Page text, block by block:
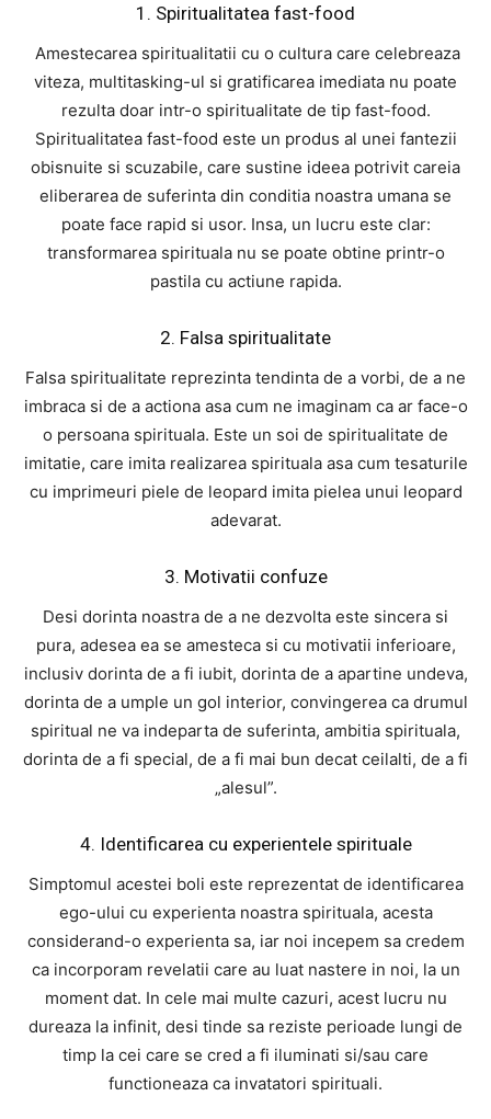
1. Spiritualitatea fast-food
Amestecarea spiritualitatii cu o cultura care celebreaza
viteza, multitasking-ul si gratificarea imediata nu poate
rezulta doar intr-o spiritualitate de tip fast-food.
Spiritualitatea fast-food este un produs al unei fantezii
obisnuite si scuzabile, care sustine ideea potrivit careia
eliberarea de suferinta din conditia noastra umana se
poate face rapid si usor. Insa, un lucru este clar:
transformarea spirituala nu se poate obtine printr-o
pastila cu actiune rapida.
2. Falsa spiritualitate
Falsa spiritualitate reprezinta tendinta de a vorbi, de a ne
imbraca si de a actiona asa cum ne imaginam ca ar face-o
o persoana spirituala. Este un soi de spiritualitate de
imitatie, care imita realizarea spirituala asa cum tesaturile
cu imprimeuri piele de leopard imita pielea unui leopard
adevarat.
3. Motivatii confuze
Desi dorinta noastra de a ne dezvolta este sincera si
pura, adesea ea se amesteca si cu motivatii inferioare,
inclusiv dorinta de a fi iubit, dorinta de a apartine undeva,
dorinta de a umple un gol interior, convingerea ca drumul
spiritual ne va indeparta de suferinta, ambitia spirituala,
dorinta de a fi special, de a fi mai bun decat ceilalti, de a fi
„alesul”.
4. Identificarea cu experientele spirituale
Simptomul acestei boli este reprezentat de identificarea
ego-ului cu experienta noastra spirituala, acesta
considerand-o experienta sa, iar noi incepem sa credem
ca incorporam revelatii care au luat nastere in noi, la un
moment dat. In cele mai multe cazuri, acest lucru nu
dureaza la infinit, desi tinde sa reziste perioade lungi de
timp la cei care se cred a fi iluminati si/sau care
functioneaza ca invatatori spirituali.